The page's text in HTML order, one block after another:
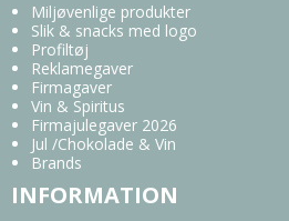
Miljøvenlige produkter
Slik & snacks med logo
Profiltøj
Reklamegaver
Firmagaver
Vin & Spiritus
Firmajulegaver 2026
Jul /Chokolade & Vin
Brands
INFORMATION